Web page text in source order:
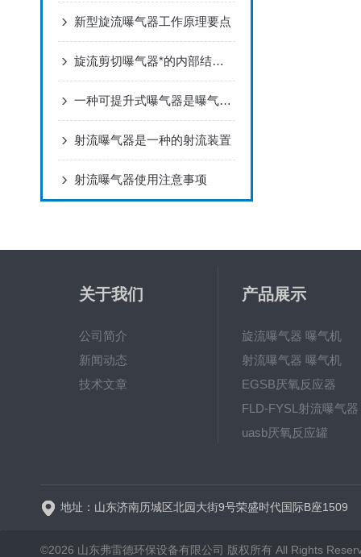
新型旋流曝气器工作原理要点
旋流剪切曝气器*的内部结构有何优势？
一种可提升式曝气器是曝气安装施工形式上的一种发展和进步
射流曝气器是一种的射流装置
射流曝气器使用注意事项
关于我们
公司简介
新闻动态
技术文章
产品展示
旋流曝气器 曝气机
射流曝气器 曝气机
EGSB厌氧反应器
FLD-FYSL射流曝气器
uasb厌氧反应罐
地址：山东济南历城区北园大街9号荣盛时代国际B座1509
©2026 山东弗雷德环保设备有限公司 版权所有 All Rights